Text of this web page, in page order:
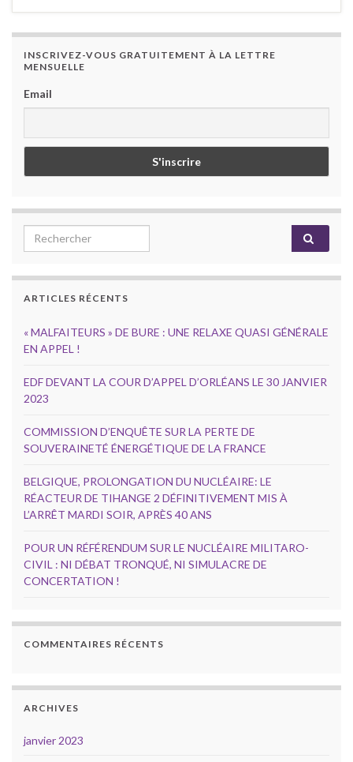
INSCRIVEZ-VOUS GRATUITEMENT À LA LETTRE
MENSUELLE
Email
Search for:
ARTICLES RÉCENTS
« MALFAITEURS » DE BURE : UNE RELAXE QUASI GÉNÉRALE
EN APPEL !
EDF DEVANT LA COUR D’APPEL D’ORLÉANS LE 30 JANVIER
2023
COMMISSION D’ENQUÊTE SUR LA PERTE DE
SOUVERAINETÉ ÉNERGÉTIQUE DE LA FRANCE
BELGIQUE, PROLONGATION DU NUCLÉAIRE: LE
RÉACTEUR DE TIHANGE 2 DÉFINITIVEMENT MIS À
L’ARRÊT MARDI SOIR, APRÈS 40 ANS
POUR UN RÉFÉRENDUM SUR LE NUCLÉAIRE MILITARO-
CIVIL : NI DÉBAT TRONQUÉ, NI SIMULACRE DE
CONCERTATION !
COMMENTAIRES RÉCENTS
ARCHIVES
janvier 2023